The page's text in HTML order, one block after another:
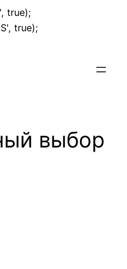
true);
true);
выбор